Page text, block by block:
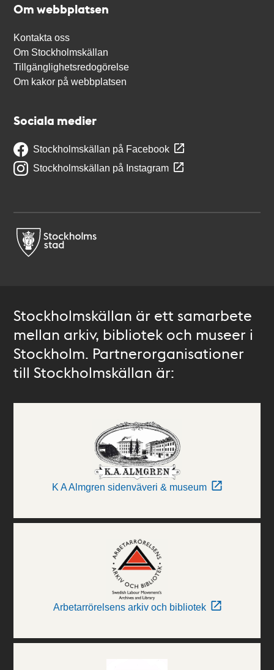
Om webbplatsen
Kontakta oss
Om Stockholmskällan
Tillgänglighetsredogörelse
Om kakor på webbplatsen
Sociala medier
Stockholmskällan på Facebook
Stockholmskällan på Instagram
Stockholmskällan är ett samarbete
mellan arkiv, bibliotek och museer i
Stockholm. Partnerorganisationer
till Stockholmskällan är:
K A Almgren sidenväveri & museum
Arbetarrörelsens arkiv och bibliotek